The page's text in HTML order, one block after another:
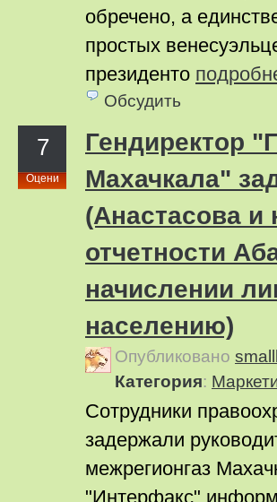
обречено, а
простых
президенто
Обсудить
7
Оцени
Гендиректор
Махачкала"
(Анастасова и
отчетности
начислении
населению)
Опубликовано
Категория:
Сотрудники
задержали
межрегионгаз
"Интерфакс"